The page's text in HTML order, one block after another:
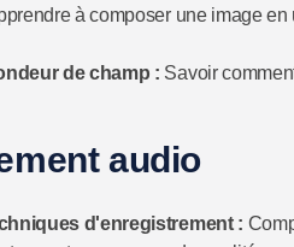
à composer une image
de champ : Savoir
audio
d'enregistrement :